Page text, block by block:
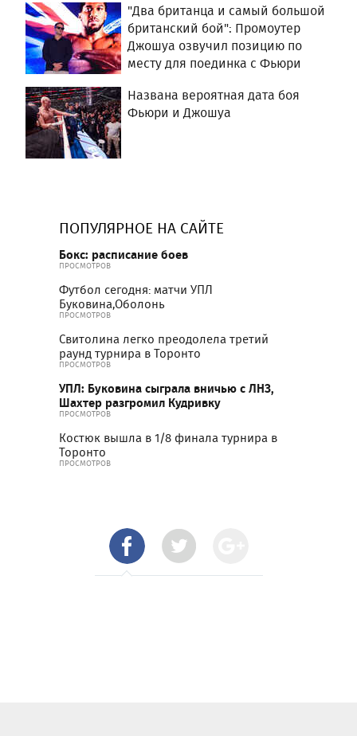
"Два британца и самый большой
британский бой": Промоутер
Джошуа озвучил позицию по
месту для поединка с Фьюри
Названа вероятная дата боя
Фьюри и Джошуа
ПОПУЛЯРНОЕ НА САЙТЕ
Бокс: расписание боев
ПРОСМОТРОВ
Футбол сегодня: матчи УПЛ
Буковина,Оболонь
ПРОСМОТРОВ
Свитолина легко преодолела третий
раунд турнира в Торонто
ПРОСМОТРОВ
УПЛ: Буковина сыграла вничью с ЛНЗ,
Шахтер разгромил Кудривку
ПРОСМОТРОВ
Костюк вышла в 1/8 финала турнира в
Торонто
ПРОСМОТРОВ